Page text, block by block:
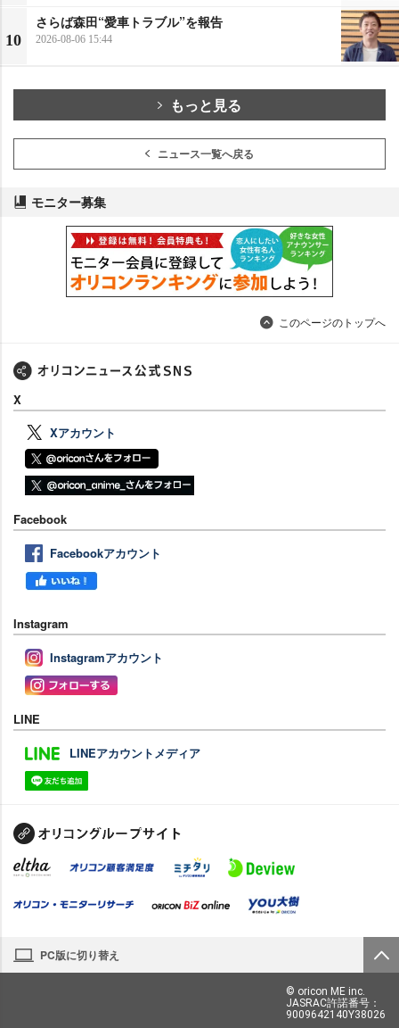
10
さらば森田“愛車トラブル”を報告
2026-08-06 15:44
もっと見る
ニュース一覧へ戻る
モニター募集
このページのトップへ
X
Xアカウント
Facebook
Facebookアカウント
Instagram
Instagramアカウント
LINE
LINEアカウントメディア
PC版に切り替え
© oricon ME inc.
JASRAC許諾番号：
9009642140Y38026